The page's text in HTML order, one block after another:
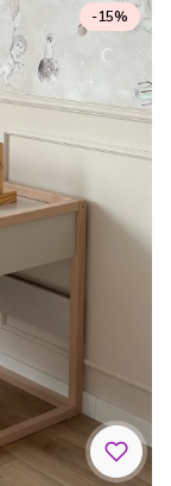
-15%
szczegóły